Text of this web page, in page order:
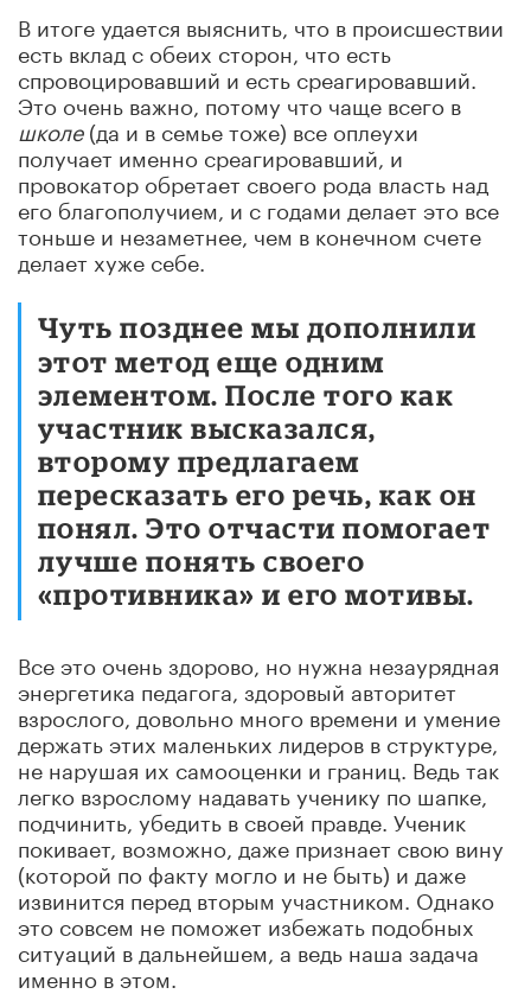
В итоге удается выяснить, что в происшествии
есть вклад с обеих сторон, что есть
спровоцировавший и есть среагировавший.
Это очень важно, потому что чаще всего в
школе(да и в семье тоже) все оплеухи
получает именно среагировавший, и
провокатор обретает своего рода власть над
его благополучием, и с годами делает это все
тоньше и незаметнее, чем в конечном счете
делает хуже себе.
Чуть позднее мы дополнили
этот метод еще одним
элементом. После того как
участник высказался,
второму предлагаем
пересказать его речь, как он
понял. Это отчасти помогает
лучше понять своего
«противника» и его мотивы.
Все это очень здорово, но нужна незаурядная
энергетика педагога, здоровый авторитет
взрослого, довольно много времени и умение
держать этих маленьких лидеров в структуре,
не нарушая их самооценки и границ. Ведь так
легко взрослому надавать ученику по шапке,
подчинить, убедить в своей правде. Ученик
покивает, возможно, даже признает свою вину
(которой по факту могло и не быть) и даже
извинится перед вторым участником. Однако
это совсем не поможет избежать подобных
ситуаций в дальнейшем, а ведь наша задача
именно в этом.